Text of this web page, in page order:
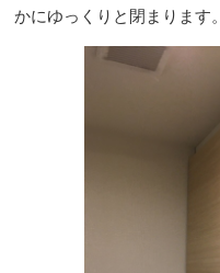
かにゆっくりと閉まります。